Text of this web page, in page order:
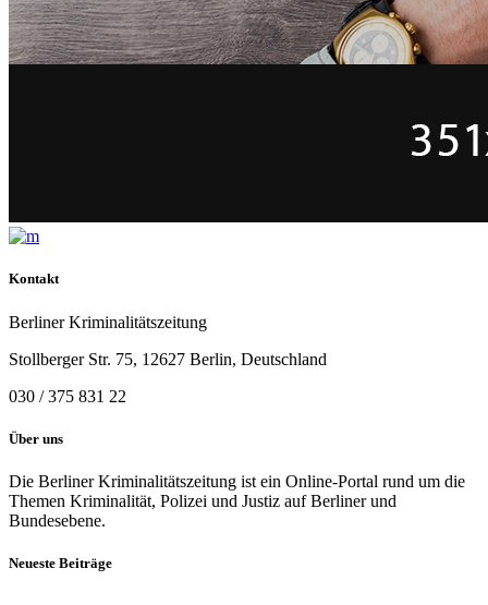
Kontakt
Berliner Kriminalitätszeitung
Stollberger Str. 75, 12627 Berlin, Deutschland
030 / 375 831 22
Über uns
Die Berliner Kriminalitätszeitung ist ein Online-Portal rund um die
Themen Kriminalität, Polizei und Justiz auf Berliner und
Bundesebene.
Neueste Beiträge